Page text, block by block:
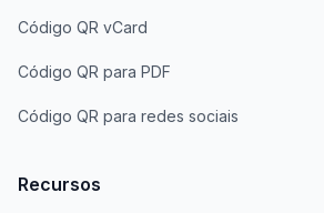
Código QR vCard
Código QR para PDF
Código QR para redes sociais
Recursos